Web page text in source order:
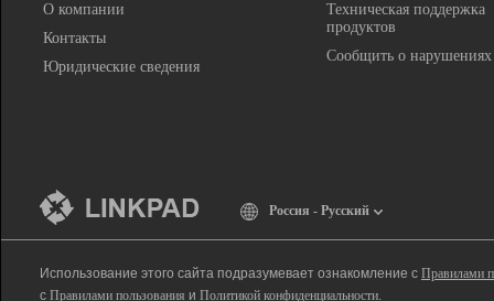
О компании
Контакты
Юридические сведения
Техническая поддержка
продуктов
Сообщить о нарушениях
Россия - Русский
Использование этого сайта подразумевает ознакомление с Правилами
с Правилами пользования и Политикой конфиденциальности.